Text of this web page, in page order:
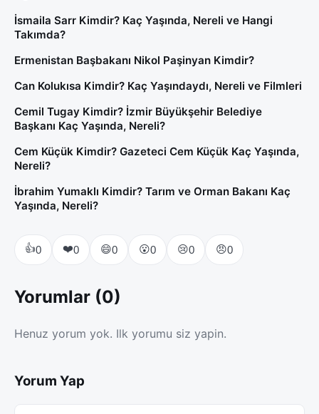
İsmaila Sarr Kimdir? Kaç Yaşında, Nereli ve Hangi
Takımda?
Ermenistan Başbakanı Nikol Paşinyan Kimdir?
Can Kolukısa Kimdir? Kaç Yaşındaydı, Nereli ve Filmleri
Cemil Tugay Kimdir? İzmir Büyükşehir Belediye
Başkanı Kaç Yaşında, Nereli?
Cem Küçük Kimdir? Gazeteci Cem Küçük Kaç Yaşında,
Nereli?
İbrahim Yumaklı Kimdir? Tarım ve Orman Bakanı Kaç
Yaşında, Nereli?
👍0 ❤️0 😄0 😮0 😢0 😠0
Yorumlar (0)
Henuz yorum yok. Ilk yorumu siz yapin.
Yorum Yap